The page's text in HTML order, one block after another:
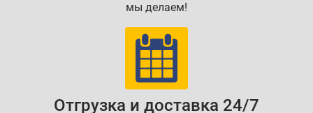
мы делаем!
Отгрузка и доставка 24/7